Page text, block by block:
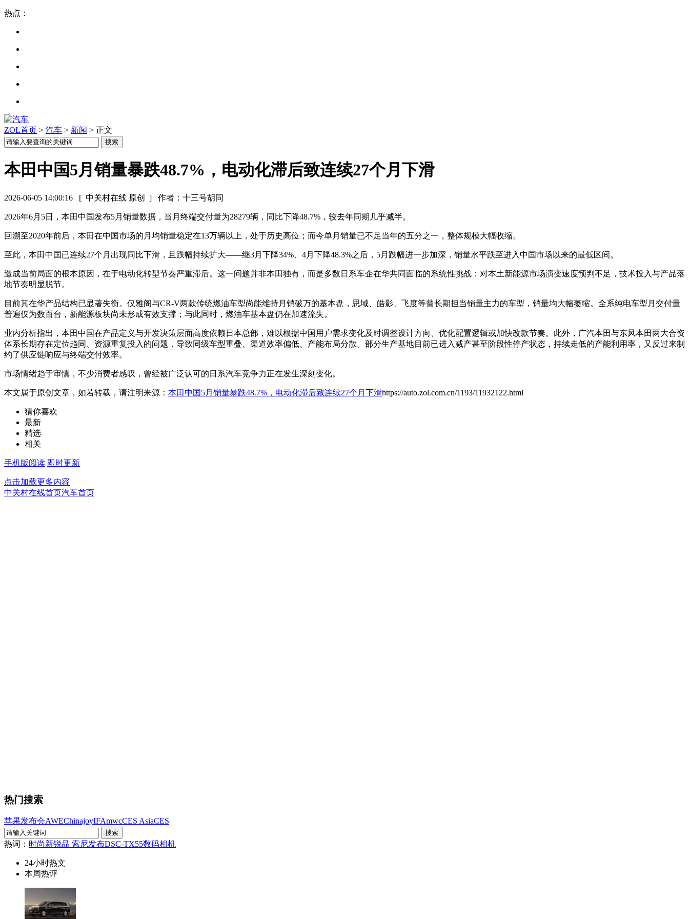
热点：
ZOL首页 > 汽车 > 新闻 > 正文
本田中国5月销量暴跌48.7%，电动化滞后致连续27个月下滑
2026-06-05 14:00:16 [ 中关村在线 原创 ] 作者：十三号胡同
2026年6月5日，本田中国发布5月销量数据，当月终端交付量为28279辆，同比下降48.7%，较去年同期几乎减半。
回溯至2020年前后，本田在中国市场的月均销量稳定在13万辆以上，处于历史高位；而今单月销量已不足当年的五分之一，整体规模大幅收缩。
至此，本田中国已连续27个月出现同比下滑，且跌幅持续扩大——继3月下降34%、4月下降48.3%之后，5月跌幅进一步加深，销量水平跌至进入中国市场以来的最低区间。
造成当前局面的根本原因，在于电动化转型节奏严重滞后。这一问题并非本田独有，而是多数日系车企在华共同面临的系统性挑战：对本土新能源市场演变速度预判不足，技术投入与产品落
地节奏明显脱节。
目前其在华产品结构已显著失衡。仅雅阁与CR-V两款传统燃油车型尚能维持月销破万的基本盘，思域、皓影、飞度等曾长期担当销量主力的车型，销量均大幅萎缩。全系纯电车型月交付量
普遍仅为数百台，新能源板块尚未形成有效支撑；与此同时，燃油车基本盘仍在加速流失。
业内分析指出，本田中国在产品定义与开发决策层面高度依赖日本总部，难以根据中国用户需求变化及时调整设计方向、优化配置逻辑或加快改款节奏。此外，广汽本田与东风本田两大合资
体系长期存在定位趋同、资源重复投入的问题，导致同级车型重叠、渠道效率偏低、产能布局分散。部分生产基地目前已进入减产甚至阶段性停产状态，持续走低的产能利用率，又反过来制
约了供应链响应与终端交付效率。
市场情绪趋于审慎，不少消费者感叹，曾经被广泛认可的日系汽车竞争力正在发生深刻变化。
本文属于原创文章，如若转载，请注明来源： 本田中国5月销量暴跌48.7%，电动化滞后致连续27个月下滑https://auto.zol.com.cn/1193/11932122.html
猜你喜欢
最新
精选
相关
手机版阅读 即时更新
点击加载更多内容
中关村在线首页汽车首页
热门搜索
苹果发布会AWEChinajoyIFAmwcCES AsiaCES
热词： 时尚新锐品 索尼发布DSC-TX55数码相机
24小时热文
本周热评